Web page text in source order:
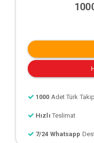
1000 Adet Türk
Hızlı Teslimat
7/24 Whatsapp